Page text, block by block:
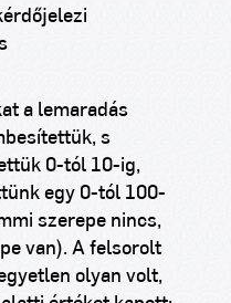
a lemaradás
s
0-tól 10-ig,
egy 0-tól 100-
szerepe nincs,
van). A felsorolt
olyan volt,